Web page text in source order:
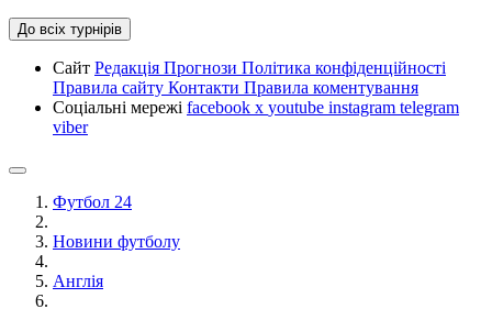
До всіх турнірів
Сайт Редакція Прогнози Політика конфіденційності
Правила сайту Контакти Правила коментування
Соціальні мережі facebook x youtube instagram telegram
viber
Футбол 24
Новини футболу
Англія